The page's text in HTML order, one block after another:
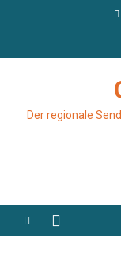
Der regionale